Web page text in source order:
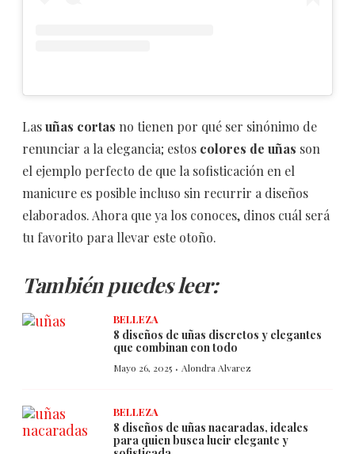
Lasuñas cortas no tienen por qué ser sinónimo de
renunciar a la elegancia; estos colores de uñas son
el ejemplo perfecto de que la sofisticación en el
manicure es posible incluso sin recurrir a diseños
elaborados. Ahora que ya los conoces, dinos cuál será
tu favorito para llevar este otoño.
También puedes leer:
BELLEZA
8 diseños de uñas discretos y elegantes
que combinan con todo
Mayo 26, 2025 · Alondra Alvarez
BELLEZA
8 diseños de uñas nacaradas, ideales
para quien busca lucir elegante y